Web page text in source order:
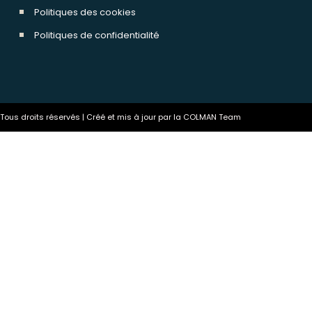
Politiques des cookies
Politiques de confidentialité
droits réservés | Créé et mis à jour par la COLMAN Team